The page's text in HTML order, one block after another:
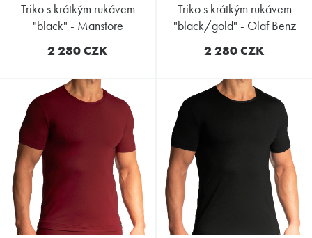
triko s krátkým rukávem
"black" - Manstore
2 280 CZK
triko s krátkým rukávem
"black/gold" - Olaf Benz
2 280 CZK